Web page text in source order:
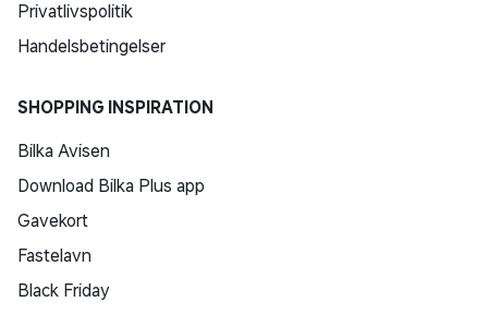
Privatlivspolitik
Handelsbetingelser
SHOPPING INSPIRATION
Bilka Avisen
Download Bilka Plus app
Gavekort
Fastelavn
Black Friday